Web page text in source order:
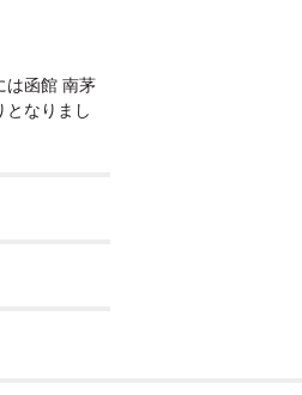
は函館 南茅
なりまし